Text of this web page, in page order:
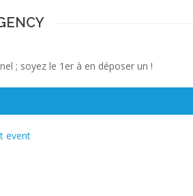
; soyez le 1er à en déposer un !
event